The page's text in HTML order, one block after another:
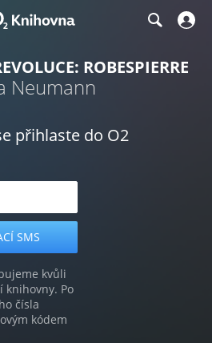
ROBESPIERRE
Neumann
přihlaste do O2
kvůli
knihovny. Po
čísla
kódem